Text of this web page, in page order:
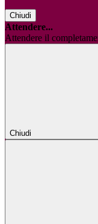
Chiudi
Attendere...
Attendere il
Chiudi